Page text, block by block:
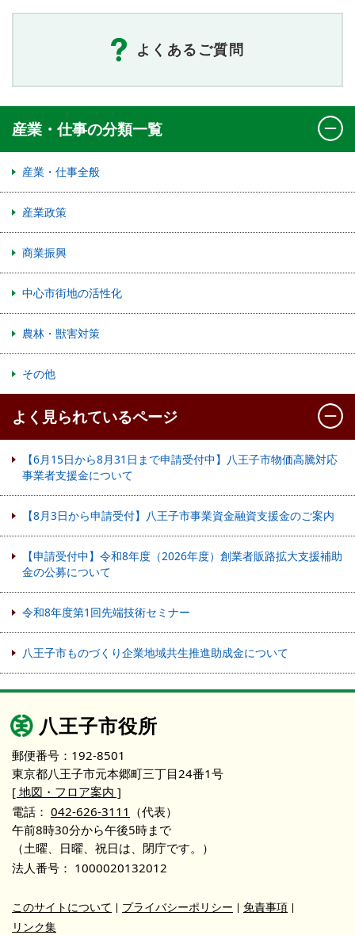
よくあるご質問
産業・仕事の分類一覧
産業・仕事全般
産業政策
商業振興
中心市街地の活性化
農林・獣害対策
その他
よく見られているページ
【6月15日から8月31日まで申請受付中】八王子市物価高騰対応
事業者支援金について
【8月3日から申請受付】八王子市事業資金融資支援金のご案内
【申請受付中】令和8年度（2026年度）創業者販路拡大支援補助
金の公募について
令和8年度第1回先端技術セミナー
八王子市ものづくり企業地域共生推進助成金について
八王子市役所
郵便番号：192-8501
東京都八王子市元本郷町三丁目24番1号
[ 地図・フロア案内 ]
電話： 042-626-3111 （代表）
午前8時30分から午後5時まで
（土曜、日曜、祝日は、閉庁です。）
法人番号： 1000020132012
このサイトについて プライバシーポリシー
免責事項
リンク集